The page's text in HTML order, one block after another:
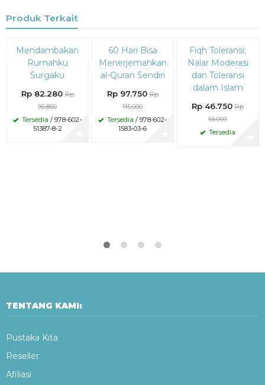
Produk Terkait
Diskon
15%
Mendambakan
Rumahku
Surgaku
Rp 82.280 Rp
96.800
Tersedia / 978-602-
51387-8-2
Diskon
15%60 Hari Bisa
Menerjemahkan
al-Quran Sendiri
Rp 97.750 Rp
115.000
Tersedia / 978-602-
1583-03-6
Diskon
15%
Fiqh Toleransi;
Nalar Moderasi
dan Toleransi
dalam Islam
Rp 46.750 Rp
55.000
Tersedia
TENTANG KAMI:
Pustaka Kita
Reseller
Afiliasi